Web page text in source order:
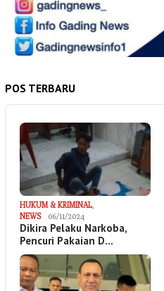
POS TERBARU
HUKUM & KRIMINAL
NEWS
06/11/2024
Dikira Pelaku Narkoba,
Pencuri Pakaian D…